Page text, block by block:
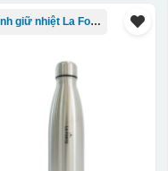
Bình giữ nhiệt La Fonte